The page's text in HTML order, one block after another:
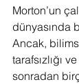
Morton’un
dünyasında
Ancak,
tarafsızlığı
sonradan